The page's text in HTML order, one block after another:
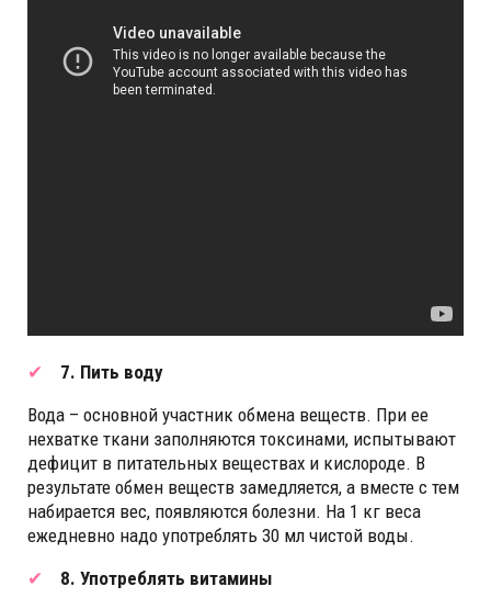
7. Пить воду
Вода – основной участник обмена веществ. При ее
нехватке ткани заполняются токсинами, испытывают
дефицит в питательных веществах и кислороде. В
результате обмен веществ замедляется, а вместе с тем
набирается вес, появляются болезни. На 1 кг веса
ежедневно надо употреблять 30 мл чистой воды.
8. Употреблять витамины